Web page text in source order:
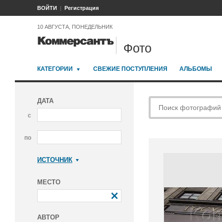
ВОЙТИ Регистрация
10 АВГУСТА, ПОНЕДЕЛЬНИК
Фото
КАТЕГОРИИ СВЕЖИЕ ПОСТУПЛЕНИЯ АЛЬБОМЫ
ДАТА
с
по
ИСТОЧНИК
МЕСТО
АВТОР